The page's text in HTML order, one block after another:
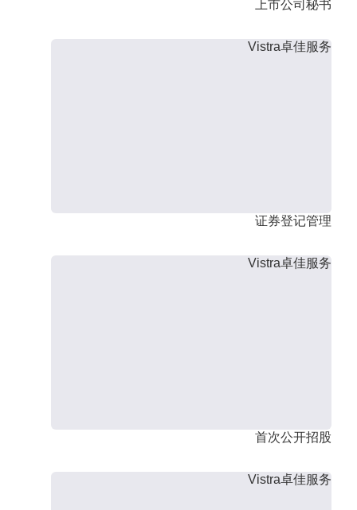
上市公司秘书
Vistra卓佳服务
证券登记管理
Vistra卓佳服务
首次公开招股
Vistra卓佳服务